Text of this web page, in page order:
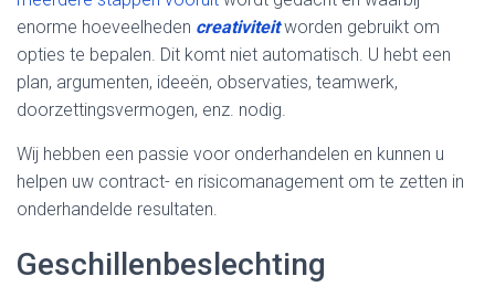
enorme hoeveelheden creativiteitworden gebruikt om
opties te bepalen. Dit komt niet automatisch. U hebt een
plan, argumenten, ideeën, observaties, teamwerk,
doorzettingsvermogen, enz. nodig.
Wij hebben een passie voor onderhandelen en kunnen u
helpen uw contract- en risicomanagement om te zetten in
onderhandelde resultaten.
Geschillenbeslechting